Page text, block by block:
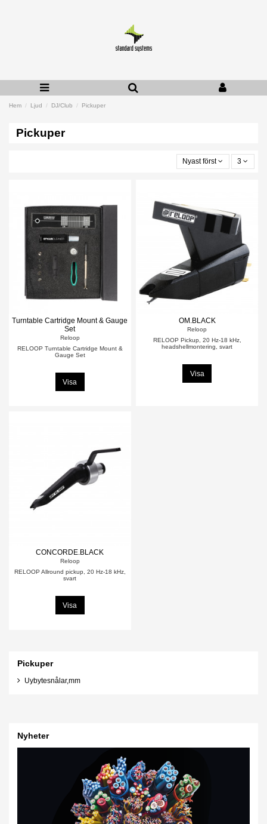
Hem Ljud DJ/Club Pickuper
Pickuper
Nyast först 3
Turntable Cartridge Mount & Gauge
Set
Reloop
RELOOP Turntable Cartridge Mount &
Gauge Set
Visa
OM.BLACK
Reloop
RELOOP Pickup, 20 Hz-18 kHz,
headshellmontering, svart
Visa
CONCORDE.BLACK
Reloop
RELOOP Allround pickup, 20 Hz-18 kHz,
svart
Visa
Pickuper
Uybytesnålar,mm
Nyheter